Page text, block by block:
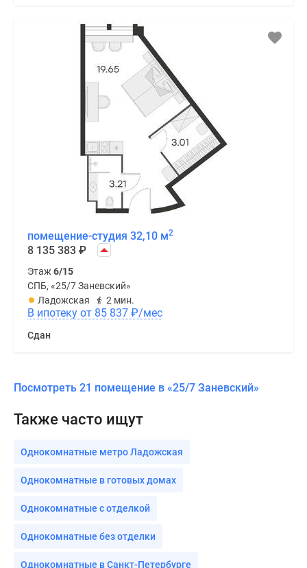
помещение-студия 32,10 м2
8 135 383 ₽
Этаж 6/15
СПБ, «25/7 Заневский»
Ладожская
2 мин.
В ипотеку от 85 837 ₽/мес
Сдан
Посмотреть 21 помещение в «25/7 Заневский»
Также часто ищут
Однокомнатные метро Ладожская
Однокомнатные в готовых домах
Однокомнатные с отделкой
Однокомнатные без отделки
Однокомнатные в Санкт-Петербурге